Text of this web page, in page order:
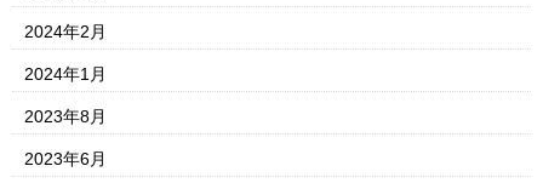
2024年2月
2024年1月
2023年8月
2023年6月